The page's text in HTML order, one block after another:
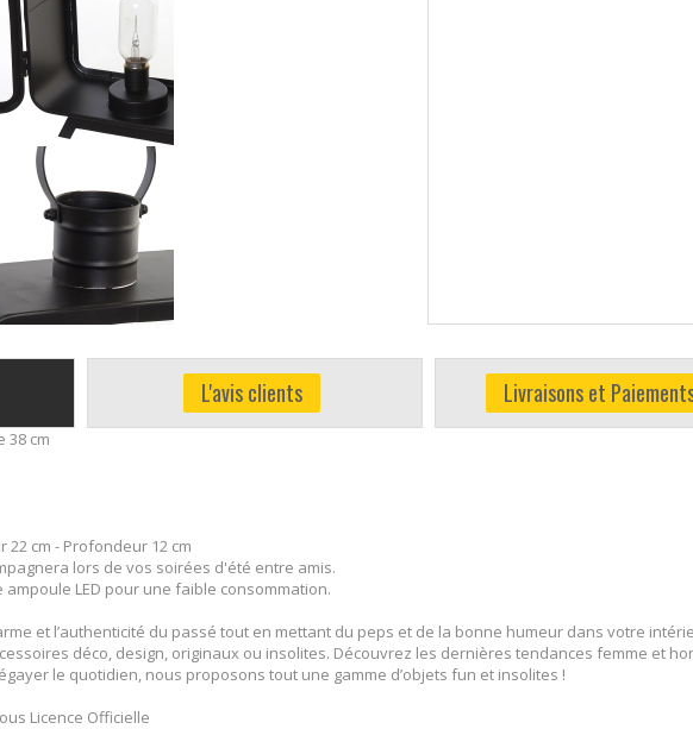
L'avis clients Livraisons et
38 cm
22 cm - Profondeur 12 cm
lors de vos soirées d'été entre amis.
LED pour une faible consommation.
et l’authenticité du passé tout en mettant du peps et de la bonne humeur dans votre
déco, design, originaux ou insolites. Découvrez les dernières tendances femme et
le quotidien, nous proposons tout une gamme d’objets fun et insolites !
Licence Officielle